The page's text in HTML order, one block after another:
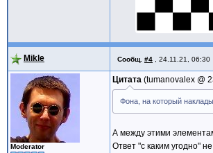
Mikle Сообщ. #4 24.11.21, 06:30
Moderator
Цитата tumanovalex @
Фона, на который
А между этими
Ответ "с каким угодно"